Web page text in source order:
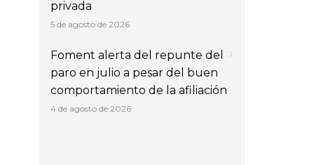
privada
5 de agosto de 2026
Foment alerta del repunte del
paro en julio a pesar del buen
comportamiento de la afiliación
4 de agosto de 2026